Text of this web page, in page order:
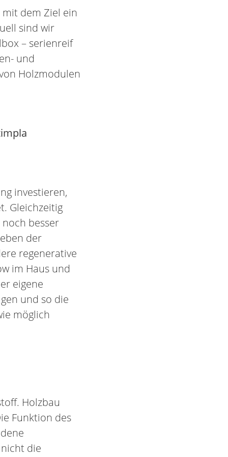
dem Ziel ein
sind wir
– serienreif
und
Holzmodulen
investieren,
Gleichzeitig
besser
der
regenerative
im Haus und
eigene
und so die
möglich
Holzbau
Funktion des
die